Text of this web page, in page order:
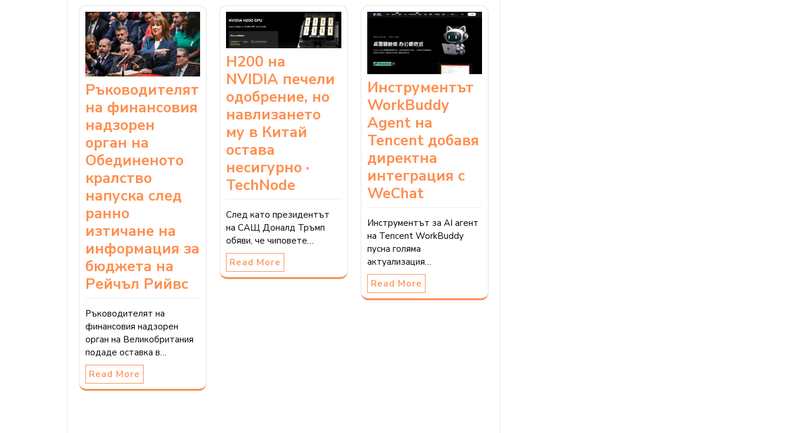
Ръководителят
на финансовия
надзорен
орган на
Обединеното
кралство
напуска след
ранно
изтичане на
информация за
бюджета на
Рейчъл Рийвс
Ръководителят на
финансовия надзорен
орган на Великобритания
подаде оставка в…
Read More
H200 на
NVIDIA печели
одобрение, но
навлизането
му в Китай
остава
несигурно ·
TechNode
След като президентът
на САЩ Доналд Тръмп
обяви, че чиповете…
Read More
Инструментът
WorkBuddy
Agent на
Tencent добавя
директна
интеграция с
WeChat
Инструментът за AI агент
на Tencent WorkBuddy
пусна голяма
актуализация…
Read More